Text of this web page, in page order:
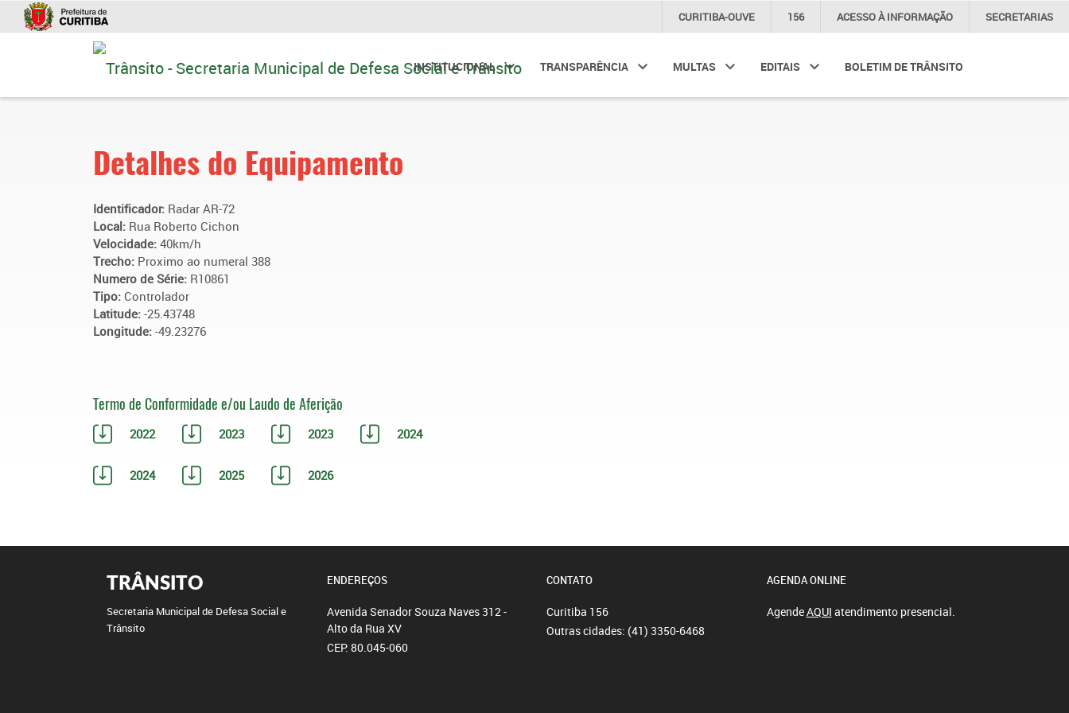
CURITIBA-OUVE 156 ACESSO ÀINFORMAÇÃO SECRETARIAS
INSTITUCIONAL TRANSPARÊNCIA MULTAS EDITAIS BOLETIM DE TRÂNSITO
Detalhes do Equipamento
Identificador: Radar AR-72
Local: Rua Roberto Cichon
Velocidade: 40km/h
Trecho: Proximo ao numeral 388
Numero de Série: R10861
Tipo: Controlador
Latitude: -25.43748
Longitude: -49.23276
Termo de Conformidade e/ou Laudo de Aferição
2022 2023 2023 2024
2024 2025 2026
TRÂNSITO
Secretaria Municipal de Defesa Social e
Trânsito
ENDEREÇOS
Avenida Senador Souza Naves 312 -
Alto da Rua XV
CEP: 80.045-060
CONTATO
Curitiba 156
Outras cidades: (41) 3350-6468
AGENDA ONLINE
AgendeAQUI atendimento presencial.